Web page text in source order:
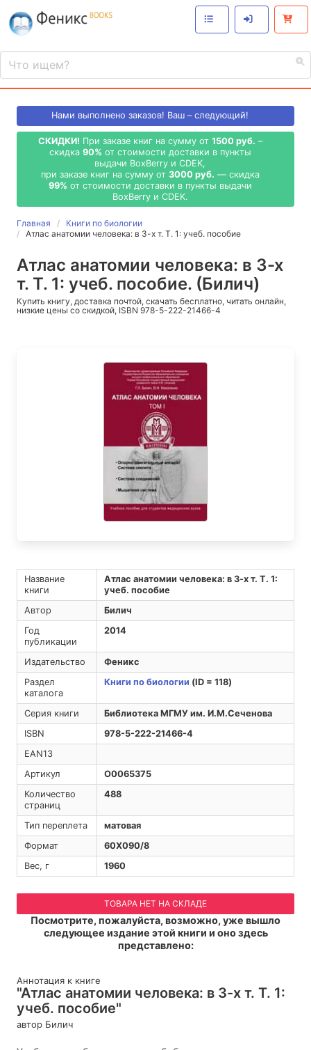
Нами выполнено заказов! Ваш – следующий!
СКИДКИ! При заказе книг на сумму от 1500 руб. –
скидка 90% от стоимости доставки в пункты
выдачи BoxBerry и CDEK,
при заказе книг на сумму от 3000 руб. — скидка
99% от стоимости доставки в пункты выдачи
BoxBerry и CDEK.
Главная
Книги по биологии
Атлас анатомии человека: в 3-х т. Т. 1: учеб. пособие
Атлас анатомии человека: в 3-х
т. Т. 1: учеб. пособие. (Билич)
Купить книгу, доставка почтой, скачать бесплатно, читать онлайн,
низкие цены со скидкой, ISBN 978-5-222-21466-4
Название
книги
Атлас анатомии человека: в 3-х т. Т. 1:
учеб. пособие
Автор
Билич
Год
публикации
2014
Издательство
Феникс
Раздел
каталога
Книги по биологии (ID = 118)
Серия книги
Библиотека МГМУ им. И.М.Сеченова
ISBN
978-5-222-21466-4
EAN13
Артикул
O0065375
Количество
страниц
488
Тип переплета
матовая
Формат
60Х090/8
Вес, г
1960
ТОВАРА НЕТ НА СКЛАДЕ
Посмотрите, пожалуйста, возможно, уже вышло
следующее издание этой книги и оно здесь
представлено:
Аннотация к книге
"Атлас анатомии человека: в 3-х т. Т. 1:
учеб. пособие"
автор Билич